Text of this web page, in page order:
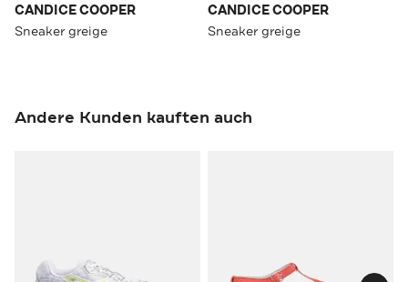
CANDICE COOPER
Sneaker greige
CANDICE COOPER
Sneaker greige
Andere Kunden kauften auch